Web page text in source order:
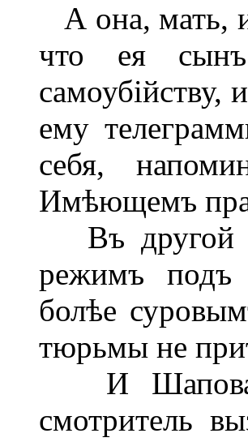
А она, мать,
что ея
самоубійству,
ему
себя,
Имѣющемъ
Въ другой
режимъ подъ
болѣе
тюрьмы не
И
смотритель